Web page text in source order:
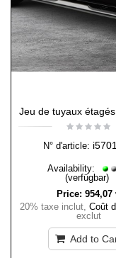
Jeu de tuyaux
N° d'article:
Availability:
(verfügbar)
Price: 954,07
20% taxe inclut, Coût
exclut
Add to